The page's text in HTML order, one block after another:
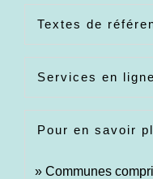
Textes de
Services en
Pour en savoir
Communes